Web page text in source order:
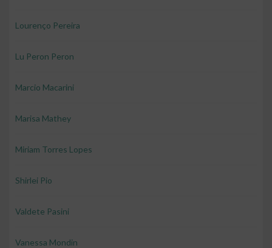
Lourenço Pereira
Lu Peron Peron
Marcio Macarini
Marisa Mathey
Miriam Torres Lopes
Shirlei Pio
Valdete Pasini
Vanessa Mondin